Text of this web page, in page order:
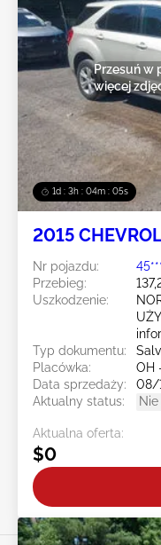
1d : 3h : 04m : 02s
Przesuń w
więcej
2015
Nr pojazdu:
Przebieg:
Uszkodzenie:
Typ dokumentu:
Placówka:
OH
Data sprzedaży:
08/
Aktualny status:
Aktualna oferta:
$0